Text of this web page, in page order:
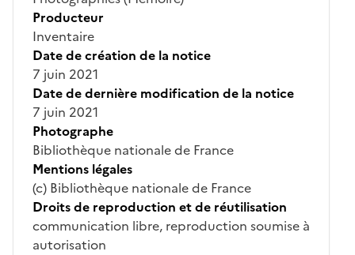
Producteur
Inventaire
Date de création de la notice
7 juin 2021
Date de dernière modification de la notice
7 juin 2021
Photographe
Bibliothèque nationale de France
Mentions légales
(c) Bibliothèque nationale de France
Droits de reproduction et de réutilisation
communication libre, reproduction soumise à
autorisation